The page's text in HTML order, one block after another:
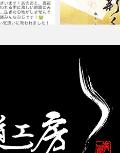
《 安 〜relieved〜 》